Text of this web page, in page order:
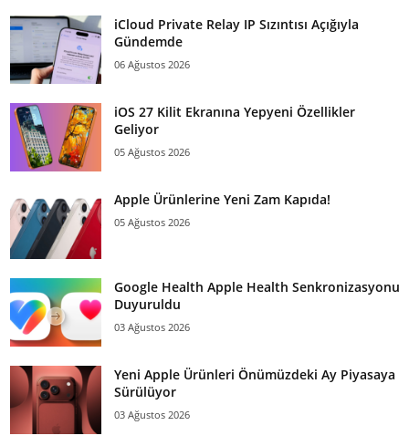
iCloud Private Relay IP Sızıntısı Açığıyla
Gündemde
06 Ağustos 2026
iOS 27 Kilit Ekranına Yepyeni Özellikler
Geliyor
05 Ağustos 2026
Apple Ürünlerine Yeni Zam Kapıda!
05 Ağustos 2026
Google Health Apple Health Senkronizasyonu
Duyuruldu
03 Ağustos 2026
Yeni Apple Ürünleri Önümüzdeki Ay Piyasaya
Sürülüyor
03 Ağustos 2026